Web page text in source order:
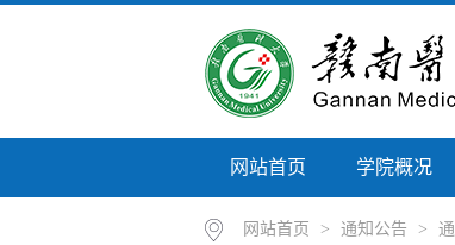
网站首页 学院概况
网站首页 > 通知公告 >